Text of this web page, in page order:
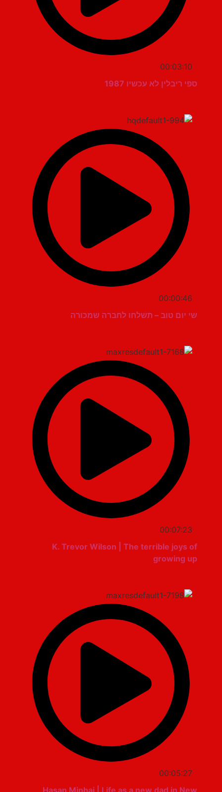
00:03:10
ספי ריבלין לא עכשיו 1987
00:00:46
שי יום טוב – תשלחו לחברה שמכורה
00:07:23
K. Trevor Wilson | The terrible joys of
growing up
00:05:27